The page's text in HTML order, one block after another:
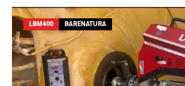
LBM400 BARENATURA